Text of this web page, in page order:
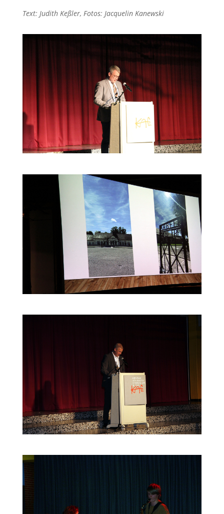
Text: Judith Keßler, Fotos: Jacquelin Kanewski